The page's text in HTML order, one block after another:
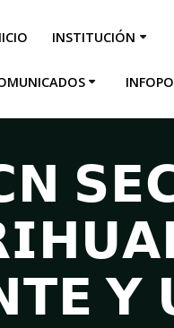
INSTITUCIÓN
𝗬